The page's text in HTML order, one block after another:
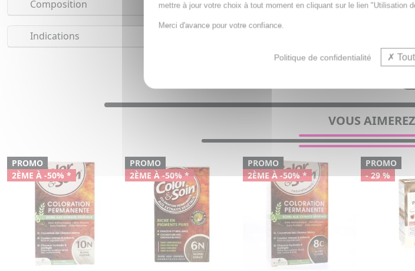
Composition
Indications
VOUS
PROMO
2ÈME À -50% *
PROMO
2ÈME À -50% *
PROMO
2ÈME À -50% *
PROMO
- 29 %
mettre à jour votre choix à tout moment en cliquant sur le lien "Utilisation
Merci d'avance pour votre confiance.
Politique de confidentialité